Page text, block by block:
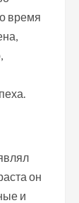
время
он
и